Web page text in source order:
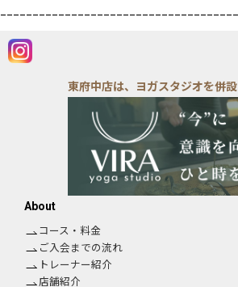
東府中店は、ヨガスタジオを併
About
コース・料金
ご入会までの流れ
トレーナー紹介
店舗紹介